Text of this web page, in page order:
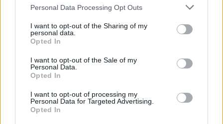
Please note that this website/app uses one or more Google
not limited to your visit or usage behaviour. You may click to
grant or deny consent to Google and its third-party tags to
use your data for below specified purposes in below Google
consent section.
Personal Data Processing Opt Outs
I want to opt-out of the Sharing of my
personal data.
Opted In
I want to opt-out of the Sale of my
Personal Data.
Opted In
I want to opt-out of processing my
Personal Data for Targeted Advertising.
Opted In
ΠΕΡΙΣΣΌΤΕΡΑDETAILS